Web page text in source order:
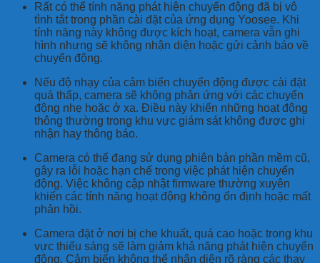
Rất có thể tính năng phát hiện chuyển động đã bị vô
tình tắt trong phần cài đặt của ứng dụng Yoosee. Khi
tính năng này không được kích hoạt, camera vẫn ghi
hình nhưng sẽ không nhận diện hoặc gửi cảnh báo về
chuyển động.
Nếu độ nhạy của cảm biến chuyển động được cài đặt
quá thấp, camera sẽ không phản ứng với các chuyển
động nhẹ hoặc ở xa. Điều này khiến những hoạt động
thông thường trong khu vực giám sát không được ghi
nhận hay thông báo.
Camera có thể đang sử dụng phiên bản phần mềm cũ,
gây ra lỗi hoặc hạn chế trong việc phát hiện chuyển
động. Việc không cập nhật firmware thường xuyên
khiến các tính năng hoạt động không ổn định hoặc mất
phản hồi.
Camera đặt ở nơi bị che khuất, quá cao hoặc trong khu
vực thiếu sáng sẽ làm giảm khả năng phát hiện chuyển
động. Cảm biến không thể nhận diện rõ ràng các thay